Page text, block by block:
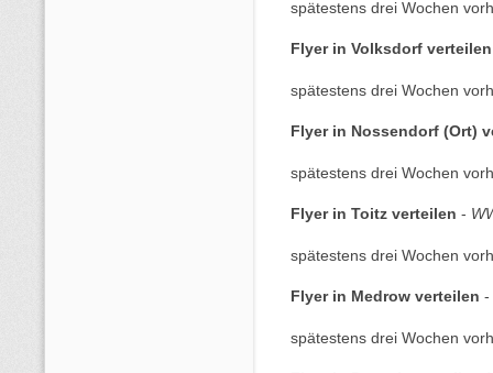
spätestens drei Wochen
Flyer in Volksdorf verteilen
spätestens drei Wochen
Flyer in Nossendorf (Ort)
spätestens drei Wochen
Flyer in Toitz verteilen -
spätestens drei Wochen
Flyer in Medrow verteilen -
spätestens drei Wochen